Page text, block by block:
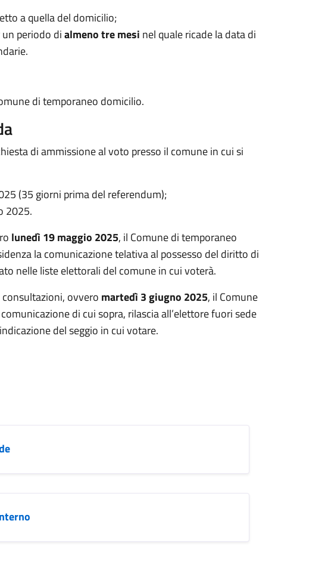
a quella del domicilio;
periodo dialmeno tre mesi nel quale ricade la data di
di temporaneo domicilio.
di ammissione al voto presso il comune in cui si
(35 giorni prima del referendum);
2025.
lunedì 19 maggio 2025, il Comune di temporaneo
la comunicazione telativa al possesso del diritto di
nelle liste elettorali del comune in cui voterà.
ovvero martedì 3 giugno 2025, il Comune
di cui sopra, rilascia all’elettore fuori sede
del seggio in cui votare.